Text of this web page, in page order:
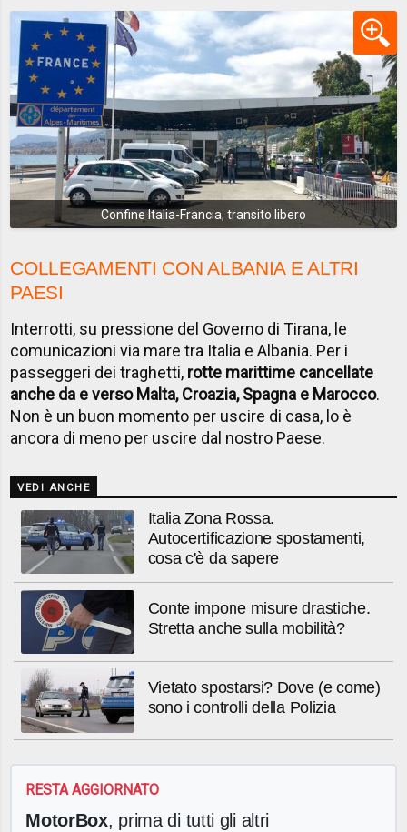
Confine Italia-Francia, transito libero
COLLEGAMENTI CON ALBANIA E ALTRI
PAESI
Interrotti, su pressione del Governo di Tirana, le
comunicazioni via mare tra Italia e Albania. Per i
passeggeri dei traghetti, rotte marittime cancellate
anche da e verso Malta, Croazia, Spagna e Marocco.
Non è un buon momento per uscire di casa, lo è
ancora di meno per uscire dal nostro Paese.
VEDI ANCHE
Italia Zona Rossa.
Autocertificazione spostamenti,
cosa c'è da sapere
Conte impone misure drastiche.
Stretta anche sulla mobilità?
Vietato spostarsi? Dove (e come)
sono i controlli della Polizia
RESTA AGGIORNATO
MotorBox, prima di tutti gli altri